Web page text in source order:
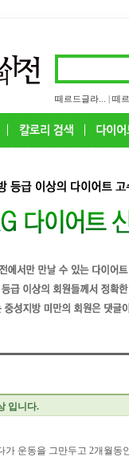
떼르드글라... 떼
입니다.
가 운동을 그만두고 2개월동